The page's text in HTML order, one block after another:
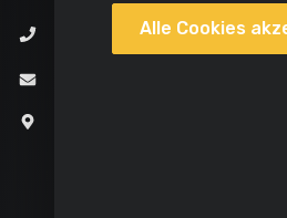
+32 (0)3 292 92 92
Alle Cookies